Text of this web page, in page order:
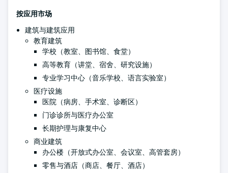
按应用市场
建筑与建筑应用
教育建筑
学校（教室、图书馆、食堂）
高等教育（讲堂、宿舍、研究设施）
专业学习中心（音乐学校、语言实验室）
医疗设施
医院（病房、手术室、诊断区）
门诊诊所与医疗办公室
长期护理与康复中心
商业建筑
办公楼（开放式办公室、会议室、高管套房）
零售与酒店（商店、餐厅、酒店）